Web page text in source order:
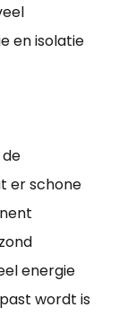
en isolatie
er schone
energie
wordt is